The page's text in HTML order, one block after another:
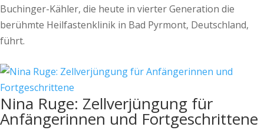
Buchinger-Kähler, die heute in vierter Generation die
berühmte Heilfastenklinik in Bad Pyrmont, Deutschland,
führt.
Nina Ruge: Zellverjüngung für
Anfängerinnen und Fortgeschrittene